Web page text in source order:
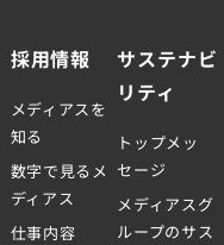
採用情報
メディアスを
知る
数字で見るメ
ディアス
仕事内容
サステナビ
リティ
トップメッ
セージ
メディアスグ
ループのサス